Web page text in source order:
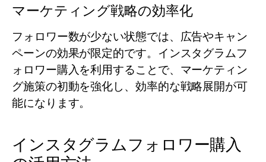
マーケティング戦略の効率化
フォロワー数が少ない状態では、広告やキャン
ペーンの効果が限定的です。インスタグラムフ
ォロワー購入を利用することで、マーケティン
グ施策の初動を強化し、効率的な戦略展開が可
能になります。
インスタグラムフォロワー購入